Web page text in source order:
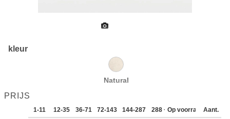
kleur
Natural
PRIJS
1-11 12-35 36-71 72-143 144-287 288 + Meer
Op voorraadAant.